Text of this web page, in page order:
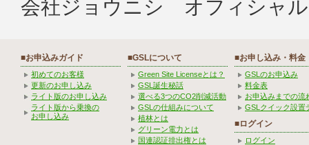
会社ジョウニシ オフィシャ
■お申込みガイド
初めてのお客様
更新のお申し込み
ライト版のお申し込み
ライト版から乗換の
お申し込み
■GSLについて
Green Site Licenseとは？
GSL誕生秘話
選べる3つのCO2削減活動
GSLの仕組みについて
植林とは
グリーン電力とは
国連認証排出権とは
■お申し込み・料金
GSLのお申込み
料金表
お申込みまでの流
GSLクイック設置
■ログイン
ログイン